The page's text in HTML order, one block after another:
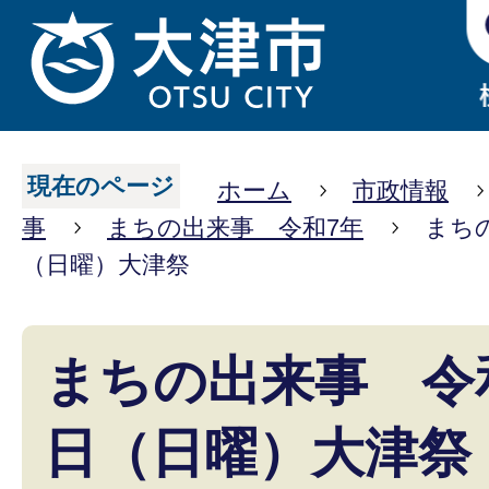
現在のページ ホーム
市政情報
事
まちの出来事 令和7年
まち
（日曜）大津祭
まちの出来事 令
日（日曜）大津祭